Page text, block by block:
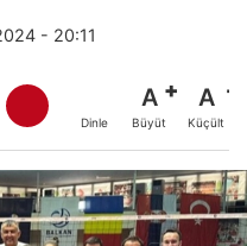
- 20:11
Dinle
A
Büyüt
A
Küçült